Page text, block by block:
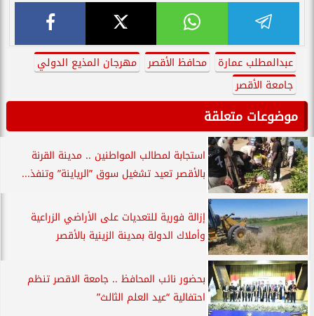
عبدالمطلب عمارة محافظ الأقصر
مهرجان المذيع الدولي
جامعة الأقصر
موضوعات متعلقة
استجابة لمطالب المواطنين .. مدينة القرنة
بالأقصر تعيد تشغيل سوق ”الرياينة” وتنفذ...
إزالة فورية للتعديات على الأراضي الزراعية
وأملاك الدولة بمدينة الزينية بالأقصر
بحضور نائب المحافظ .. جامعة الاقصر تنظم
احتفالية “عيد العلم الثالث”